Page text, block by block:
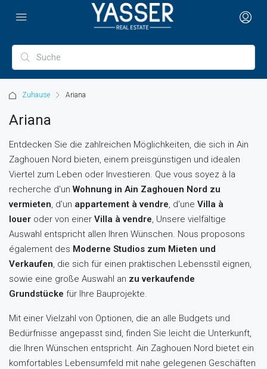
Zuhause Ariana
Ariana
Entdecken Sie die zahlreichen Möglichkeiten, die sich in Ain
Zaghouen Nord bieten, einem preisgünstigen und idealen
Viertel zum Leben oder Investieren. Que vous soyez à la
recherche d'un Wohnung in Ain Zaghouen Nord zu
vermieten, d'un appartement à vendre, d'une Villa à
louer oder von einer Villa à vendre, Unsere vielfältige
Auswahl entspricht allen Ihren Wünschen. Nous proposons
également des Moderne Studios zum Mieten und
Verkaufen, die sich für einen praktischen Lebensstil eignen,
sowie eine große Auswahl an zu verkaufende
Grundstücke für Ihre Bauprojekte.
Mit einer Vielzahl von Optionen, die an alle Budgets und
Bedürfnisse angepasst sind, finden Sie leicht die Unterkunft,
die Ihren Wünschen entspricht. Ain Zaghouen Nord bietet ein
komfortables Lebensumfeld mit nahe gelegenen Geschäften